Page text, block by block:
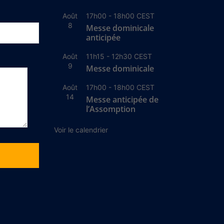
Août
8
17h00 - 18h00 CEST
Messe dominicale
anticipée
Août
9
11h15 - 12h30 CEST
Messe dominicale
Août
14
17h00 - 18h00 CEST
Messe anticipée de
l’Assomption
Voir le calendrier